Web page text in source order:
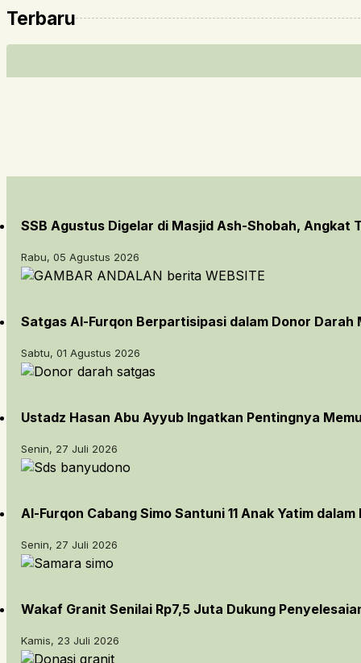
Terbaru
SSB Agustus Digelar di Masjid Ash-Shobah, Angkat
Rabu, 05 Agustus 2026
Satgas Al-Furqon Berpartisipasi dalam Donor Darah
Sabtu, 01 Agustus 2026
Ustadz Hasan Abu Ayyub Ingatkan Pentingnya
Senin, 27 Juli 2026
Al-Furqon Cabang Simo Santuni 11 Anak Yatim
Senin, 27 Juli 2026
Wakaf Granit Senilai Rp7,5 Juta Dukung
Kamis, 23 Juli 2026